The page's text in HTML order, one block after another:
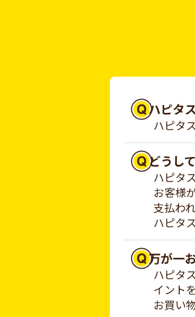
ハピタ
ハピタ
どうし
ハピタ
お客様
支払わ
ハピタ
万が一
ハピタ
イント
お買い